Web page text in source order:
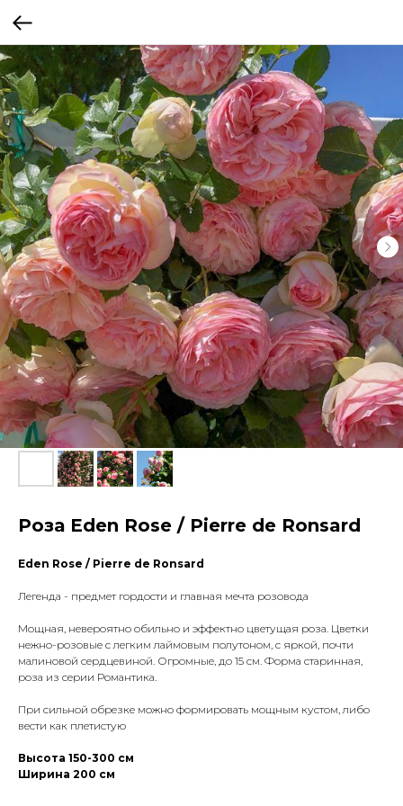
Роза Eden Rose / Pierre de Ronsard
Eden Rose / Pierre de Ronsard
Легенда - предмет гордости и главная мечта розовода
Мощная, невероятно обильно и эффектно цветущая роза. Цветки
нежно-розовые с легким лаймовым полутоном, с яркой, почти
малиновой сердцевиной. Огромные, до 15 см. Форма старинная,
роза из серии Романтика.
При сильной обрезке можно формировать мощным кустом, либо
вести как плетистую
Высота 150-300 см
Ширина 200 см